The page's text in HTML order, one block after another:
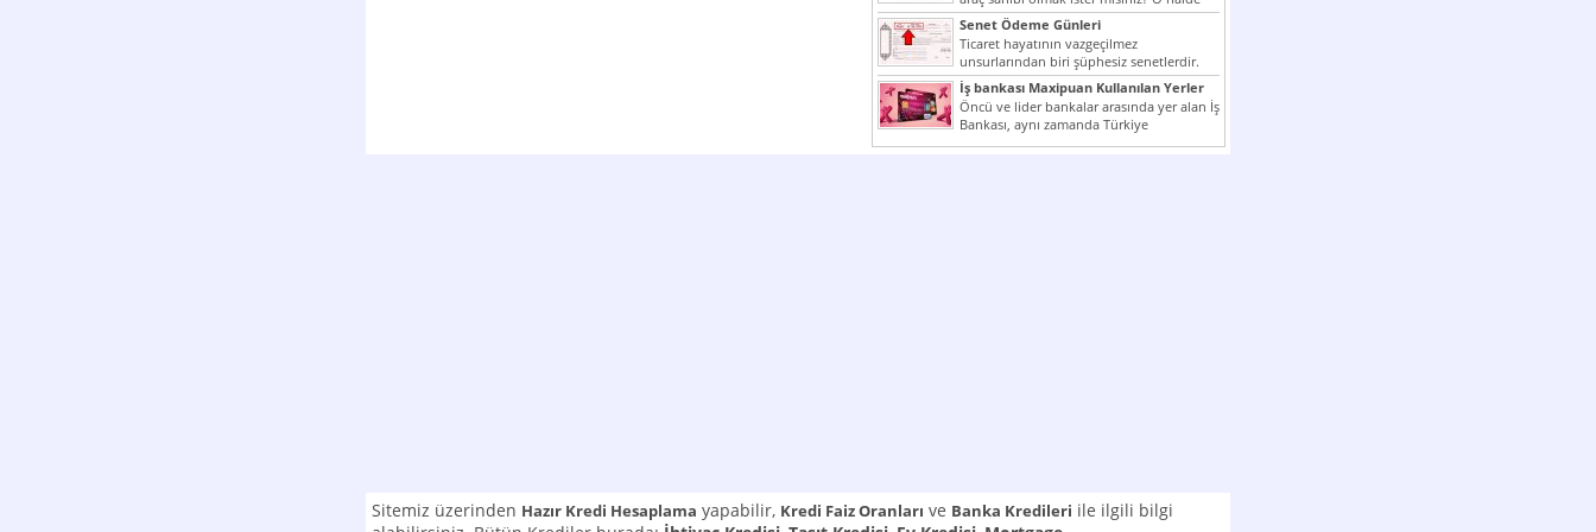
yazımız ilginizi...
Senet Ödeme Günleri
Ticaret hayatının vazgeçilmez
unsurlarından biri şüphesiz senetlerdir.
Çünkü senetler en çok kullanılan ödeme
araçlarıdır. Taksitler...
İş bankası Maxipuan Kullanılan Yerler
Öncü ve lider bankalar arasında yer alan İş
Bankası, aynı zamanda Türkiye
Cumhuriyeti’nin ilk milli...
Sitemiz üzerinden Hazır Kredi Hesaplama yapabilir, Kredi Faiz Oranları ve Banka Kredileri ile ilgili bilgi